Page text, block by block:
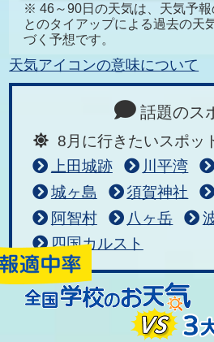
※ 46～90日の天気は、天気予報
とのタイアップによる過去の天
づく予想です。
天気アイコンの意味について
話題のス
8月に行きたいスポッ
上田城跡
川平湾
城ヶ島
須賀神社
阿智村
八ヶ岳
四国カルスト